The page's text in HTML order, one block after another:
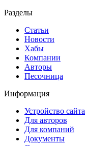
Разделы
Статьи
Новости
Хабы
Компании
Авторы
Песочница
Информация
Устройство сайта
Для авторов
Для компаний
Документы